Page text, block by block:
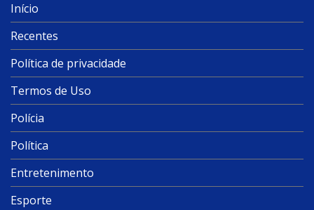
Início
Recentes
Política de privacidade
Termos de Uso
Polícia
Política
Entretenimento
Esporte